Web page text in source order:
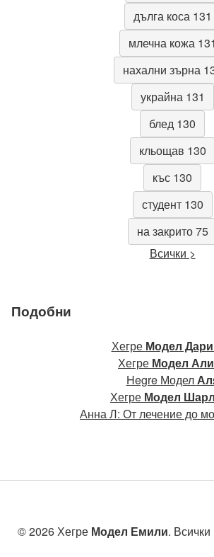
дълга коса 131
млечна кожа 131
нахални зърна
украйна 131
блед 130
кльощав 130
къс 130
студент 130
на закрито 75
Всички >
Подобни
Хегре Модел
Хегре Модел
Hegre Модел
Хегре Модел
Анна Л: От лечение до
© 2026 Хегре Модел Емили.